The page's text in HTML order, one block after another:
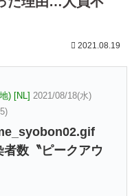
2021.08.19
) [NL] 2021/08/18(水)
数〝ピークアウ